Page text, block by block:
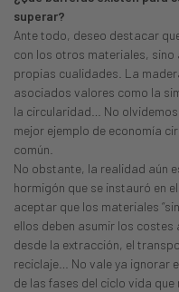
superar?
Ante todo, deseo destacar
con los otros materiales, sino
propias cualidades. La
asociados valores como la
la circularidad… No olvidemos
mejor ejemplo de economía
común.
No obstante, la realidad aún
hormigón que se instauró en
aceptar que los materiales
ellos deben asumir los
desde la extracción, el
reciclaje… No vale ya ignorar
de las fases del ciclo vida que